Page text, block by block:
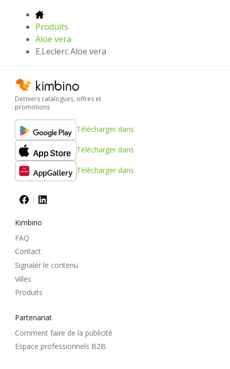
Produits
Aloe vera
E.Leclerc Aloe vera
Derniers catalogues, offres et
promotions
Télécharger dans
Télécharger dans
Télécharger dans
Kimbino
FAQ
Contact
Signaler le contenu
Villes
Produits
Partenariat
Comment faire de la publicité
Espace professionnels B2B